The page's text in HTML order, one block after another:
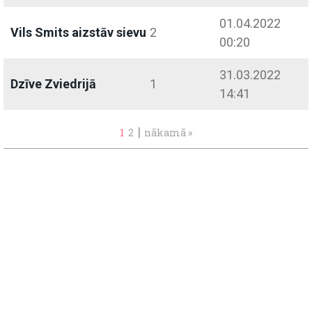
Vils Smits aizstāv sievu 2
01.04.2022
00:20
Dzīve Zviedrijā 1
31.03.2022
14:41
1 2 | nākamā »